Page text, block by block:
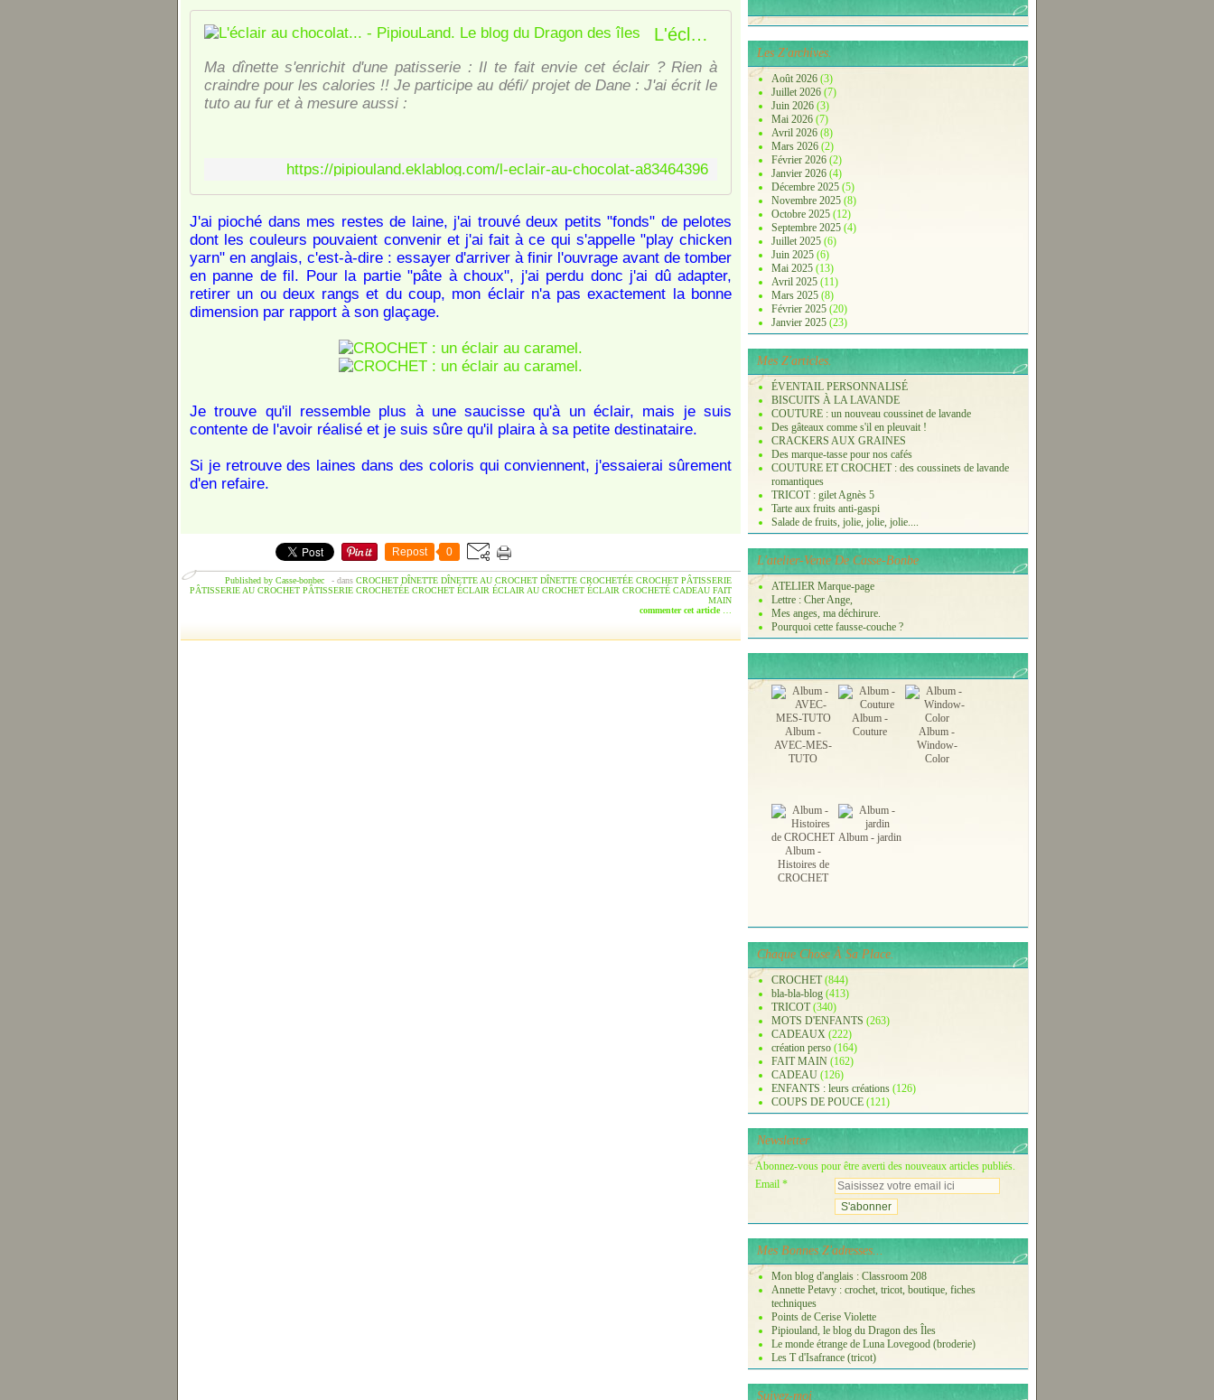
L'éclair au chocolat... - PipiouLand. Le blog du Dragon des îles
Ma dînette s'enrichit d'une patisserie : Il te fait envie cet éclair ? Rien à
craindre pour les calories !! Je participe au défi/ projet de Dane : J'ai écrit le
tuto au fur et à mesure aussi :
https://pipiouland.eklablog.com/l-eclair-au-chocolat-a83464396
J'ai pioché dans mes restes de laine, j'ai trouvé deux petits "fonds" de pelotes
dont les couleurs pouvaient convenir et j'ai fait à ce qui s'appelle "play chicken
yarn" en anglais, c'est-à-dire : essayer d'arriver à finir l'ouvrage avant de tomber
en panne de fil. Pour la partie "pâte à choux", j'ai perdu donc j'ai dû adapter,
retirer un ou deux rangs et du coup, mon éclair n'a pas exactement la bonne
dimension par rapport à son glaçage.
Je trouve qu'il ressemble plus à une saucisse qu'à un éclair, mais je suis
contente de l'avoir réalisé et je suis sûre qu'il plaira à sa petite destinataire.
Si je retrouve des laines dans des coloris qui conviennent, j'essaierai sûrement
d'en refaire.
Repost 0
Published by Casse-bonbec - dans CROCHET DÎNETTE DÎNETTE AU CROCHET DÎNETTE CROCHETÉE CROCHET PÂTISSERIE
PÂTISSERIE AU CROCHET PÂTISSERIE CROCHETÉE CROCHET ÉCLAIR ÉCLAIR AU CROCHET ÉCLAIR CROCHETÉ CADEAU FAIT
MAIN
commenter cet article
Les Z'archives.
Août 2026 (3)
Juillet 2026 (7)
Juin 2026 (3)
Mai 2026 (7)
Avril 2026 (8)
Mars 2026 (2)
Février 2026 (2)
Janvier 2026 (4)
Décembre 2025 (5)
Novembre 2025 (8)
Octobre 2025 (12)
Septembre 2025 (4)
Juillet 2025 (6)
Juin 2025 (6)
Mai 2025 (13)
Avril 2025 (11)
Mars 2025 (8)
Février 2025 (20)
Janvier 2025 (23)
Mes Z'articles.
ÉVENTAIL PERSONNALISÉ
BISCUITS À LA LAVANDE
COUTURE : un nouveau coussinet de lavande
Des gâteaux comme s'il en pleuvait !
CRACKERS AUX GRAINES
Des marque-tasse pour nos cafés
COUTURE ET CROCHET : des coussinets de lavande
romantiques
TRICOT : gilet Agnès 5
Tarte aux fruits anti-gaspi
Salade de fruits, jolie, jolie, jolie....
L'atelier-Vente De Casse-Bonbe
ATELIER Marque-page
Lettre : Cher Ange,
Mes anges, ma déchirure.
Pourquoi cette fausse-couche ?
Album -
AVEC-MES-
TUTO
Album -
Couture
Album -
Window-
Color
Album -
Histoires de
CROCHET
Album - jardin
Chaque Chose À Sa Place.
CROCHET(844)
bla-bla-blog (413)
TRICOT(340)
MOTS D'ENFANTS (263)
CADEAUX (222)
création perso (164)
FAIT MAIN (162)
CADEAU (126)
ENFANTS : leurs créations (126)
COUPS DE POUCE (121)
Newsletter
Abonnez-vous pour être averti des nouveaux articles publiés.
Email
Mes Bonnes Z'adresses...
Mon blog d'anglais : Classroom 208
Annette Petavy : crochet, tricot, boutique, fiches
techniques
Points de Cerise Violette
Pipiouland, le blog du Dragon des Îles
Le monde étrange de Luna Lovegood (broderie)
Les T d'Isafrance (tricot)
Suivez-moi